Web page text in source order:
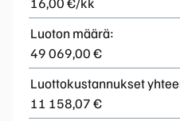
Luoton määrä:
49 069,00 €
Luottokustannukset
11 158,07 €